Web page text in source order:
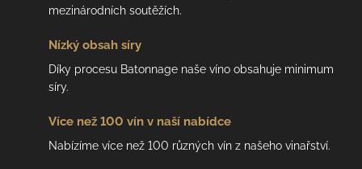
mezinárodních soutěžích.
Nízký obsah síry
Díky procesu Batonnage naše víno obsahuje minimum
síry.
Více než 100 vín v naší nabídce
Nabízíme více než 100 různých vín z našeho vinařství.